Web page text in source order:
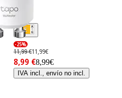
-25%
11,99 €11,99€
8,99 €8,99€
IVA incl., envío no incl.